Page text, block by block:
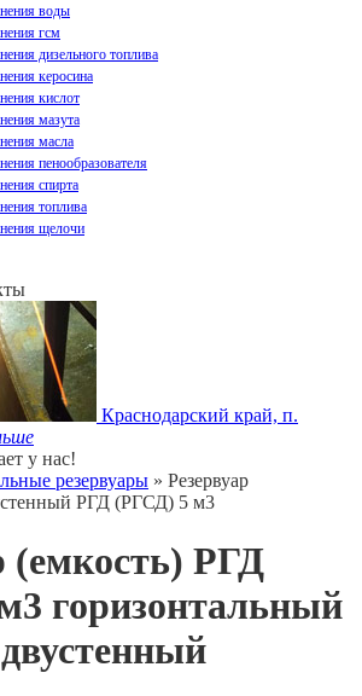
воды
гсм
дизельного топлива
керосина
кислот
мазута
масла
пенообразователя
спирта
топлива
щелочи
Краснодарский край, п.
у нас!
резервуары » Резервуар
РГД (РГСД) 5 м3
(емкость) РГД
горизонтальный